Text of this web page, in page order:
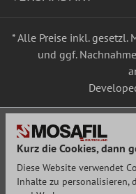
* Alle Preise inkl. gesetzl.
und ggf.
Kurz die Cookies, dann
Diese Website verwendet
Inhalte zu personalisieren,